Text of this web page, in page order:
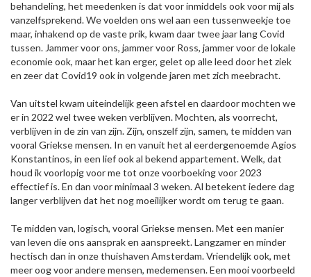
behandeling, het meedenken is dat voor inmiddels ook voor mij als
vanzelfsprekend. We voelden ons wel aan een tussenweekje toe
maar, inhakend op de vaste prik, kwam daar twee jaar lang Covid
tussen. Jammer voor ons, jammer voor Ross, jammer voor de lokale
economie ook, maar het kan erger, gelet op alle leed door het ziek
en zeer dat Covid19 ook in volgende jaren met zich meebracht.
Van uitstel kwam uiteindelijk geen afstel en daardoor mochten we
er in 2022 wel twee weken verblijven. Mochten, als voorrecht,
verblijven in de zin van zijn. Zijn, onszelf zijn, samen, te midden van
vooral Griekse mensen. In en vanuit het al eerdergenoemde Agios
Konstantinos, in een lief ook al bekend appartement. Welk, dat
houd ik voorlopig voor me tot onze voorboeking voor 2023
effectief is. En dan voor minimaal 3 weken. Al betekent iedere dag
langer verblijven dat het nog moeilijker wordt om terug te gaan.
Te midden van, logisch, vooral Griekse mensen. Met een manier
van leven die ons aansprak en aanspreekt. Langzamer en minder
hectisch dan in onze thuishaven Amsterdam. Vriendelijk ook, met
meer oog voor andere mensen, medemensen. Een mooi voorbeeld